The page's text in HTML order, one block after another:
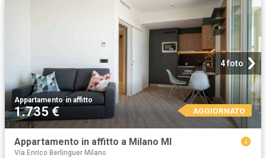
4 foto
Appartamento·in affitto
1.735 € AGGIORNATO
Appartamento in affitto a Milano MI
Via Enrico Berlinguer Milano